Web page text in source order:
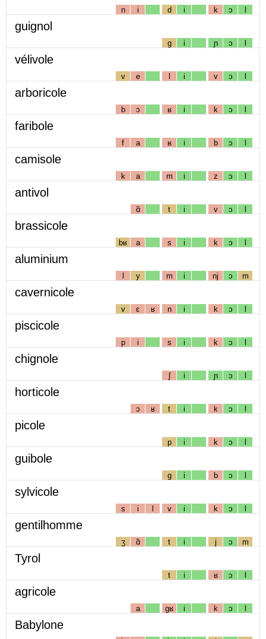
n i d i k ɔ l
guignol
g i ɲ ɔ l
vélivole
v e l i v ɔ l
arboricole
b ɔ ʁ i k ɔ l
faribole
f a ʁ i b ɔ l
camisole
k a m i z ɔ l
antivol
ɑ̃ t i v ɔ l
brassicole
bʁ a s i k ɔ l
aluminium
l y m i nj ɔ m
cavernicole
v ɛ ʁ n i k ɔ l
piscicole
p i s i k ɔ l
chignole
ʃ i ɲ ɔ l
horticole
ɔ ʁ t i k ɔ l
picole
p i k ɔ l
guibole
g i b ɔ l
sylvicole
s i l v i k ɔ l
gentilhomme
ʒ ɑ̃ t i j ɔ m
Tyrol
t i ʁ ɔ l
agricole
a gʁ i k ɔ l
Babylone